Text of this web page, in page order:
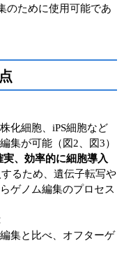
のために使用可能であ
化細胞、iPS細胞など
集が可能（図2、図3）
、効率的に細胞導入
るため、遺伝子転写や
ゲノム編集のプロセス
集と比べ、オフターゲ